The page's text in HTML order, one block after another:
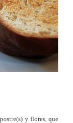
y flores, que